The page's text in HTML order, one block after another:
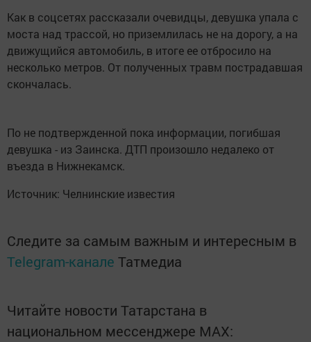
Как в соцсетях рассказали очевидцы, девушка упала с
моста над трассой, но приземлилась не на дорогу, а на
движущийся автомобиль, в итоге ее отбросило на
несколько метров. От полученных травм пострадавшая
скончалась.
По не подтвержденной пока информации, погибшая
девушка - из Заинска. ДТП произошло недалеко от
въезда в Нижнекамск.
Источник: Челнинские известия
Следите за самым важным и интересным в
Telegram-канале Татмедиа
Читайте новости Татарстана в
национальном мессенджере MАХ: